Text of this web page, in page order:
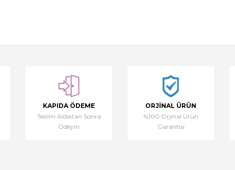
KAPIDA ÖDEME
Teslim Aldıktan Sonra
Ödeyin
ORJINAL ÜRÜN
%100 Orjinal Ürün
Garantisi